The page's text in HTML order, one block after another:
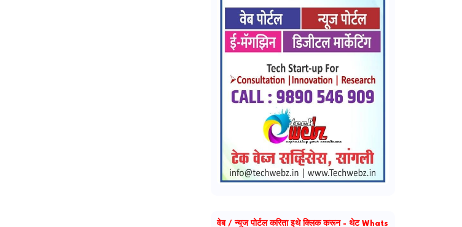
वेब / न्यूज पोर्टल करिता इथे क्लिक करून - थेट Whats